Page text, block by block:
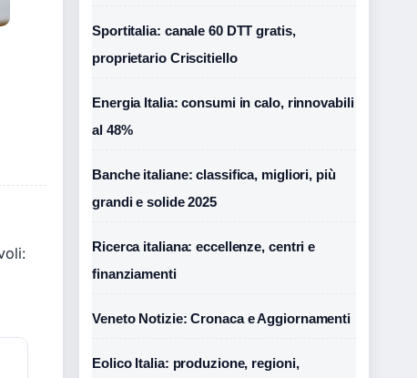
Sportitalia: canale 60 DTT gratis,
proprietario Criscitiello
Energia Italia: consumi in calo, rinnovabili
al 48%
Banche italiane: classifica, migliori, più
grandi e solide 2025
Ricerca italiana: eccellenze, centri e
finanziamenti
Veneto Notizie: Cronaca e Aggiornamenti
Eolico Italia: produzione, regioni,